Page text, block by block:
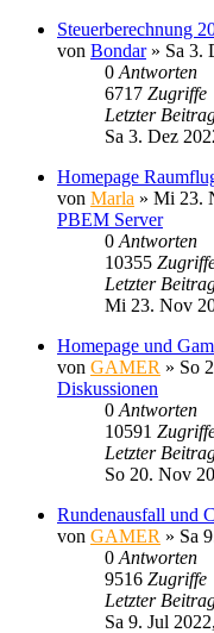
Steuerberechnung
von Bondar» Sa 3.
0 Antworten
6717 Zugriffe
Letzter
Sa 3. Dez
Homepage
von Marla » Mi 23.
PBEM Server
0 Antworten
10355
Letzter
Mi 23. Nov
Homepage und
von GAMER » So
Diskussionen
0 Antworten
10591
Letzter
So 20. Nov
Rundenausfall und
von GAMER » Sa
0 Antworten
9516 Zugriffe
Letzter
Sa 9. Jul